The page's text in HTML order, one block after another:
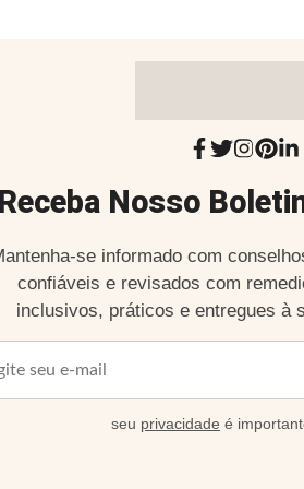
Nosso
se informado com
confiáveis e revisados com
inclusivos, práticos e entregues à
seu privacidade é